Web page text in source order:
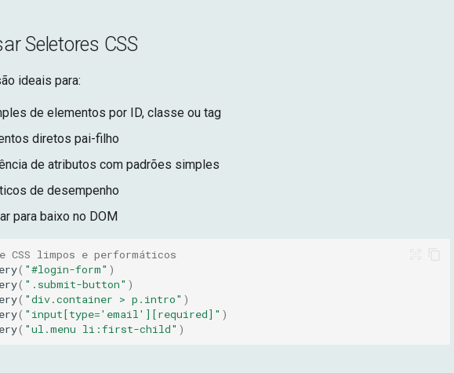
Seletores CSS
ideais para:
de elementos por ID, classe ou tag
diretos pai-filho
de atributos com padrões simples
de desempenho
para baixo no DOM
CSS limpos e performáticos
( "#login-form" )
( ".submit-button" )
( "div.container > p.intro" )
( "input[type='email'][required]" )
( "ul.menu li:first-child" )